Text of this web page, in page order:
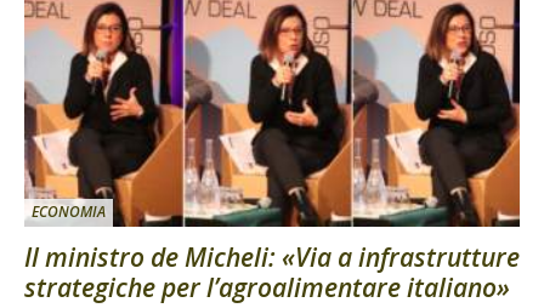
ECONOMIA
Il ministro de Micheli: «Via a infrastrutture
strategiche per l’agroalimentare italiano»